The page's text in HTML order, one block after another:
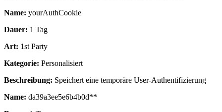
Name: yourAuthCookie
Dauer: 1 Tag
Art: 1st Party
Kategorie: Personalisiert
Beschreibung: Speichert eine temporäre User-Authentifizierung
Name: da39a3ee5e6b4b0d**